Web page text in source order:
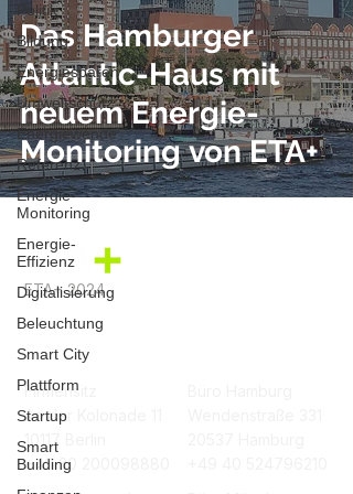
Politik
Bildung
Energiesparen
Umweltschutz
Energiewende
Referenz
Energie-
Monitoring
Energie-
Effizienz
Digitalisierung
Beleuchtung
Smart City
Plattform
Startup
Smart
Building
Das Hamburger
Atlantic-Haus mit
neuem Energie-
Monitoring von ETA+
ETA+ 2024
Firmensitz
An der Kolonade 11
10117 Berlin
+49 30 200098880